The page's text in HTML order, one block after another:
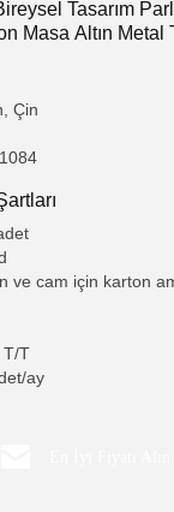
Tasarım
Masa Altın Metal
Çin
ve cam için karton
T/T
ay